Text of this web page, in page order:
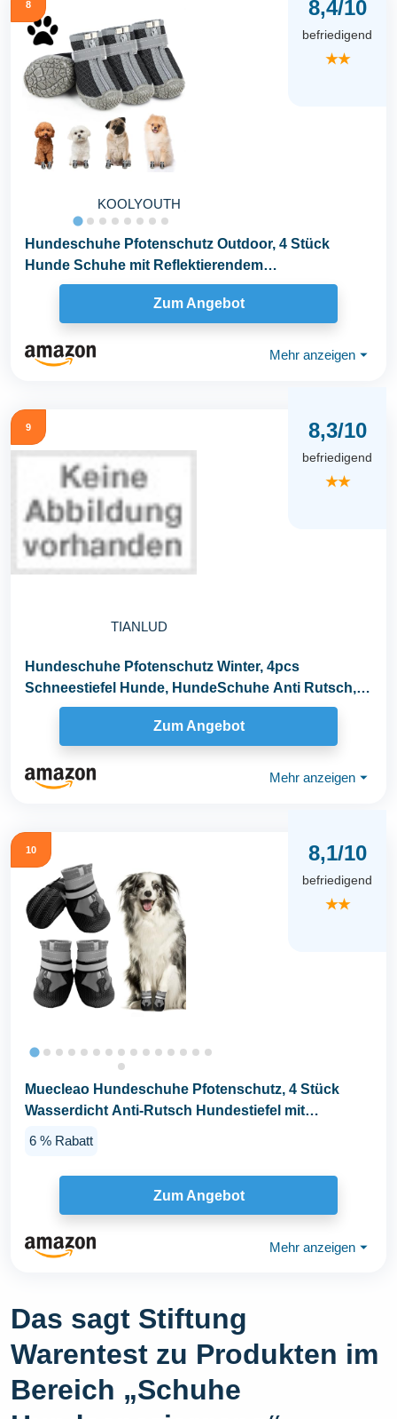
8
KOOLYOUTH
8,4/10
befriedigend
★★
Hundeschuhe Pfotenschutz Outdoor, 4 Stück
Hunde Schuhe mit Reflektierendem
Klettverschluss...
Zum Angebot
Mehr anzeigen ⏷
9
TIANLUD
8,3/10
befriedigend
★★
Hundeschuhe Pfotenschutz Winter, 4pcs
Schneestiefel Hunde, HundeSchuhe Anti Rutsch,
rutschfest und...
Zum Angebot
Mehr anzeigen ⏷
10 8,1/10
befriedigend
★★
Muecleao Hundeschuhe Pfotenschutz, 4 Stück
Wasserdicht Anti-Rutsch Hundestiefel mit
6 % Rabatt
Zum Angebot
Mehr anzeigen ⏷
Das sagt Stiftung
Warentest zu Produkten im
Bereich „Schuhe